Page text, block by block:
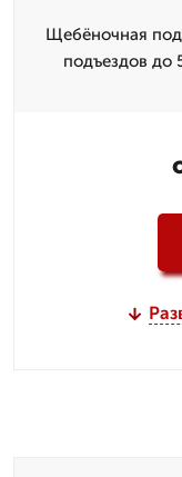
Щебёночная
подъездов до